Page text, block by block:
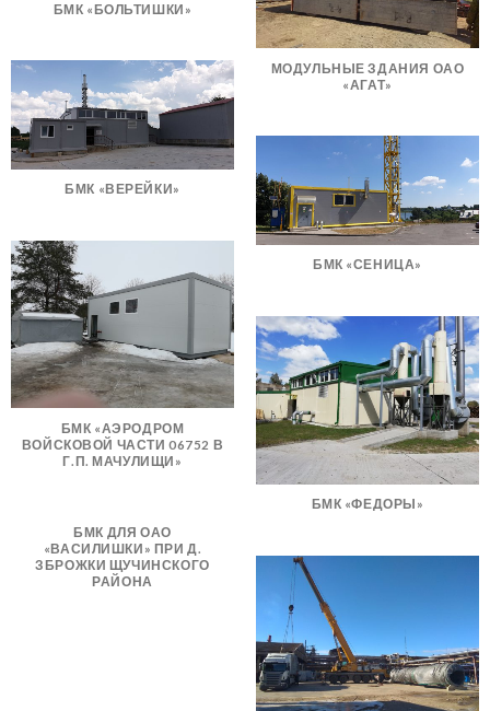
БМК «БОЛЬТИШКИ»
МОДУЛЬНЫЕ ЗДАНИЯ ОАО
«АГАТ»
БМК «ВЕРЕЙКИ»
БМК «СЕНИЦА»
БМК «АЭРОДРОМ
ВОЙСКОВОЙ ЧАСТИ 06752 В
Г.П. МАЧУЛИЩИ»
БМК «ФЕДОРЫ»
БМК ДЛЯ ОАО
«ВАСИЛИШКИ» ПРИ Д.
ЗБРОЖКИ ЩУЧИНСКОГО
РАЙОНА